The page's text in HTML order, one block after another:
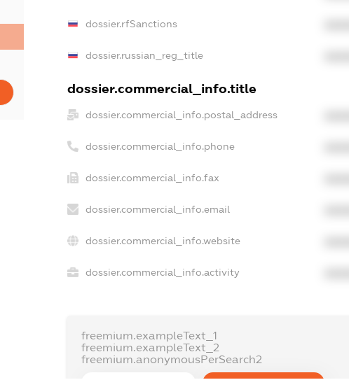
dossier.rfSanctions
dossier.russian_reg_title
dossier.commercial_info.title
dossier.commercial_info.postal_address
dossier.commercial_info.phone
dossier.commercial_info.fax
dossier.commercial_info.email
dossier.commercial_info.website
dossier.commercial_info.activity
freemium.exampleText_1
freemium.exampleText_2
freemium.anonymousPerSearch2